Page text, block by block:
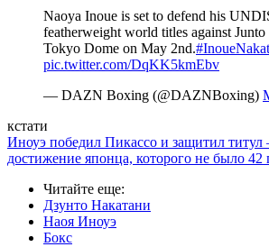
Naoya Inoue is set to defend his
featherweight world titles against
Tokyo Dome on May 2nd.
pic.twitter.com/DqKK5kmEbv
— DAZN Boxing (@DAZNBoxing)
кстати
Иноуэ победил Пикассо и защитил титул
достижение японца, которого не было 42
Читайте еще:
Дзунто Накатани
Наоя Иноуэ
Бокс